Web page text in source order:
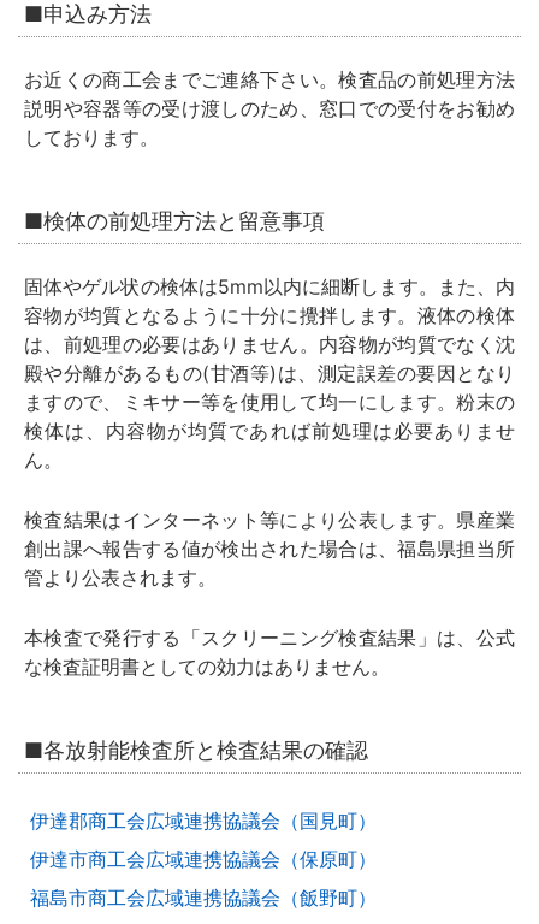
■申込み方法
お近くの商工会までご連絡下さい。検査品の前処理方法
説明や容器等の受け渡しのため、窓口での受付をお勧め
しております。
■検体の前処理方法と留意事項
固体やゲル状の検体は5mm以内に細断します。また、内
容物が均質となるように十分に攪拌します。液体の検体
は、前処理の必要はありません。内容物が均質でなく沈
殿や分離があるもの(甘酒等)は、測定誤差の要因となり
ますので、ミキサー等を使用して均一にします。粉末の
検体は、内容物が均質であれば前処理は必要ありませ
ん。
検査結果はインターネット等により公表します。県産業
創出課へ報告する値が検出された場合は、福島県担当所
管より公表されます。
本検査で発行する「スクリーニング検査結果」は、公式
な検査証明書としての効力はありません。
■各放射能検査所と検査結果の確認
伊達郡商工会広域連携協議会（国見町）
伊達市商工会広域連携協議会（保原町）
福島市商工会広域連携協議会（飯野町）